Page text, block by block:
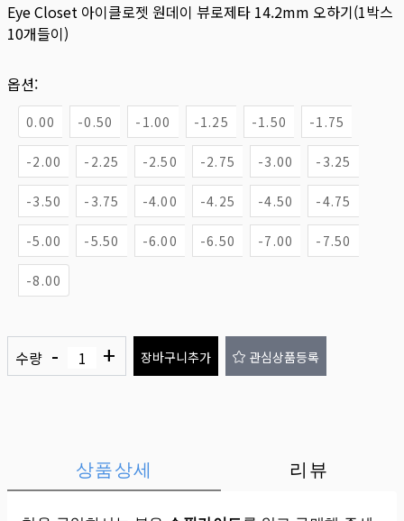
Eye Closet 아이클로젯 원데이 뷰로제타 14.2mm 오하기(1박스
10개들이)
옵션:
0.00 -0.50 -1.00 -1.25 -1.50 -1.75
-2.00 -2.25 -2.50 -2.75 -3.00 -3.25
-3.50 -3.75 -4.00 -4.25 -4.50 -4.75
-5.00 -5.50 -6.00 -6.50 -7.00 -7.50
-8.00
수량 - + 장바구니추가 관심상품등록
상품상세 리뷰